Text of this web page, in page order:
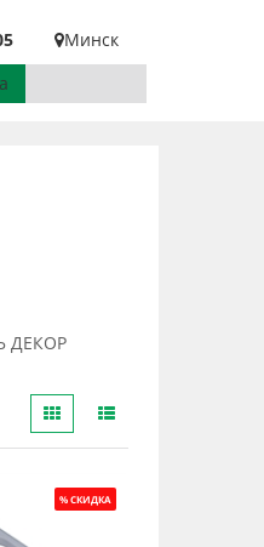
Минск
ДЕКОР